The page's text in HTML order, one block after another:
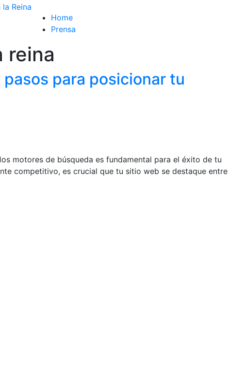
Home
Prensa
reina
pasos para posicionar tu
motores de búsqueda es fundamental para el éxito de tu
competitivo, es crucial que tu sitio web se destaque entre